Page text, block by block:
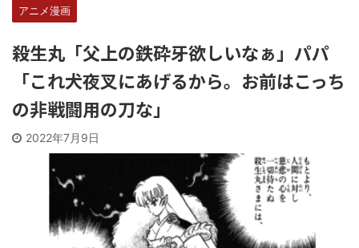
アニメ漫画
殺生丸「父上の鉄砕牙欲しいなぁ」パパ
「これ犬夜叉にあげるから。お前はこっち
の非戦闘用の刀な」
2022年7月9日